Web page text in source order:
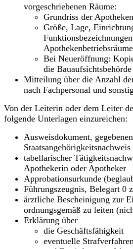
vorgeschriebenen Räume:
Grundriss der
Größe, Lage,
Bei Neueröffnung:
die Bauaufsichtsbehörde
Mitteilung über die Anzahl
nach Fachpersonal und
Von der Leiterin oder dem Leiter
folgende Unterlagen einzureichen:
Ausweisdokument,
Staatsangehörigkeitsnachweis
tabellarischer
Apothekerin oder Apotheker
Approbationsurkunde
Führungszeugnis, Belegart 0
ärztliche Bescheinigung zur
ordnungsgemäß zu leiten
Erklärung über
die Geschäftsfähigkeit
eventuelle